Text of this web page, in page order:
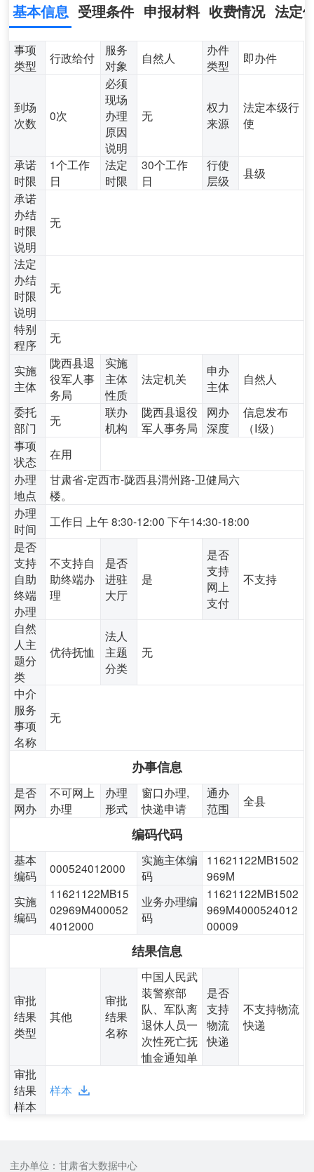
基本信息 受理条件 申报材料 收费情况 法定
事项
类型
行政给付
服务
对象
自然人
办件
类型
即办件
到场
次数
0次
必须
现场
办理
原因
说明
无
权力
来源
法定本级行
使
承诺
时限
1个工作
日
法定
时限
30个工作
日
行使
层级
县级
承诺
办结
时限
说明
无
法定
办结
时限
说明
无
特别
程序
无
实施
主体
陇西县退
役军人事
务局
实施
主体
性质
法定机关
申办
主体
自然人
委托
部门
无
联办
机构
陇西县退役
军人事务局
网办
深度
信息发布
（Ⅰ级）
事项
状态
在用
办理
地点
甘肃省-定西市-陇西县渭州路-卫健局六
楼。
办理
时间
工作日 上午 8:30-12:00 下午14:30-18:00
是否
支持
自助
终端
办理
不支持自
助终端办
理
是否
进驻
大厅
是
是否
支持
网上
支付
不支持
自然
人主
题分
类
优待抚恤
法人
主题
分类
无
中介
服务
事项
名称
无
办事信息
是否
网办
不可网上
办理
办理
形式
窗口办理,
快递申请
通办
范围
全县
编码代码
基本
编码
000524012000
实施主体编
码
11621122MB1502
969M
实施
编码
11621122MB15
02969M400052
4012000
业务办理编
码
11621122MB1502
969M4000524012
00009
结果信息
审批
结果
类型
其他
审批
结果
名称
中国人民武
装警察部
队、军队离
退休人员一
次性死亡抚
恤金通知单
是否
支持
物流
快递
不支持物流
快递
审批
结果
样本
样本
主办单位：甘肃省大数据中心